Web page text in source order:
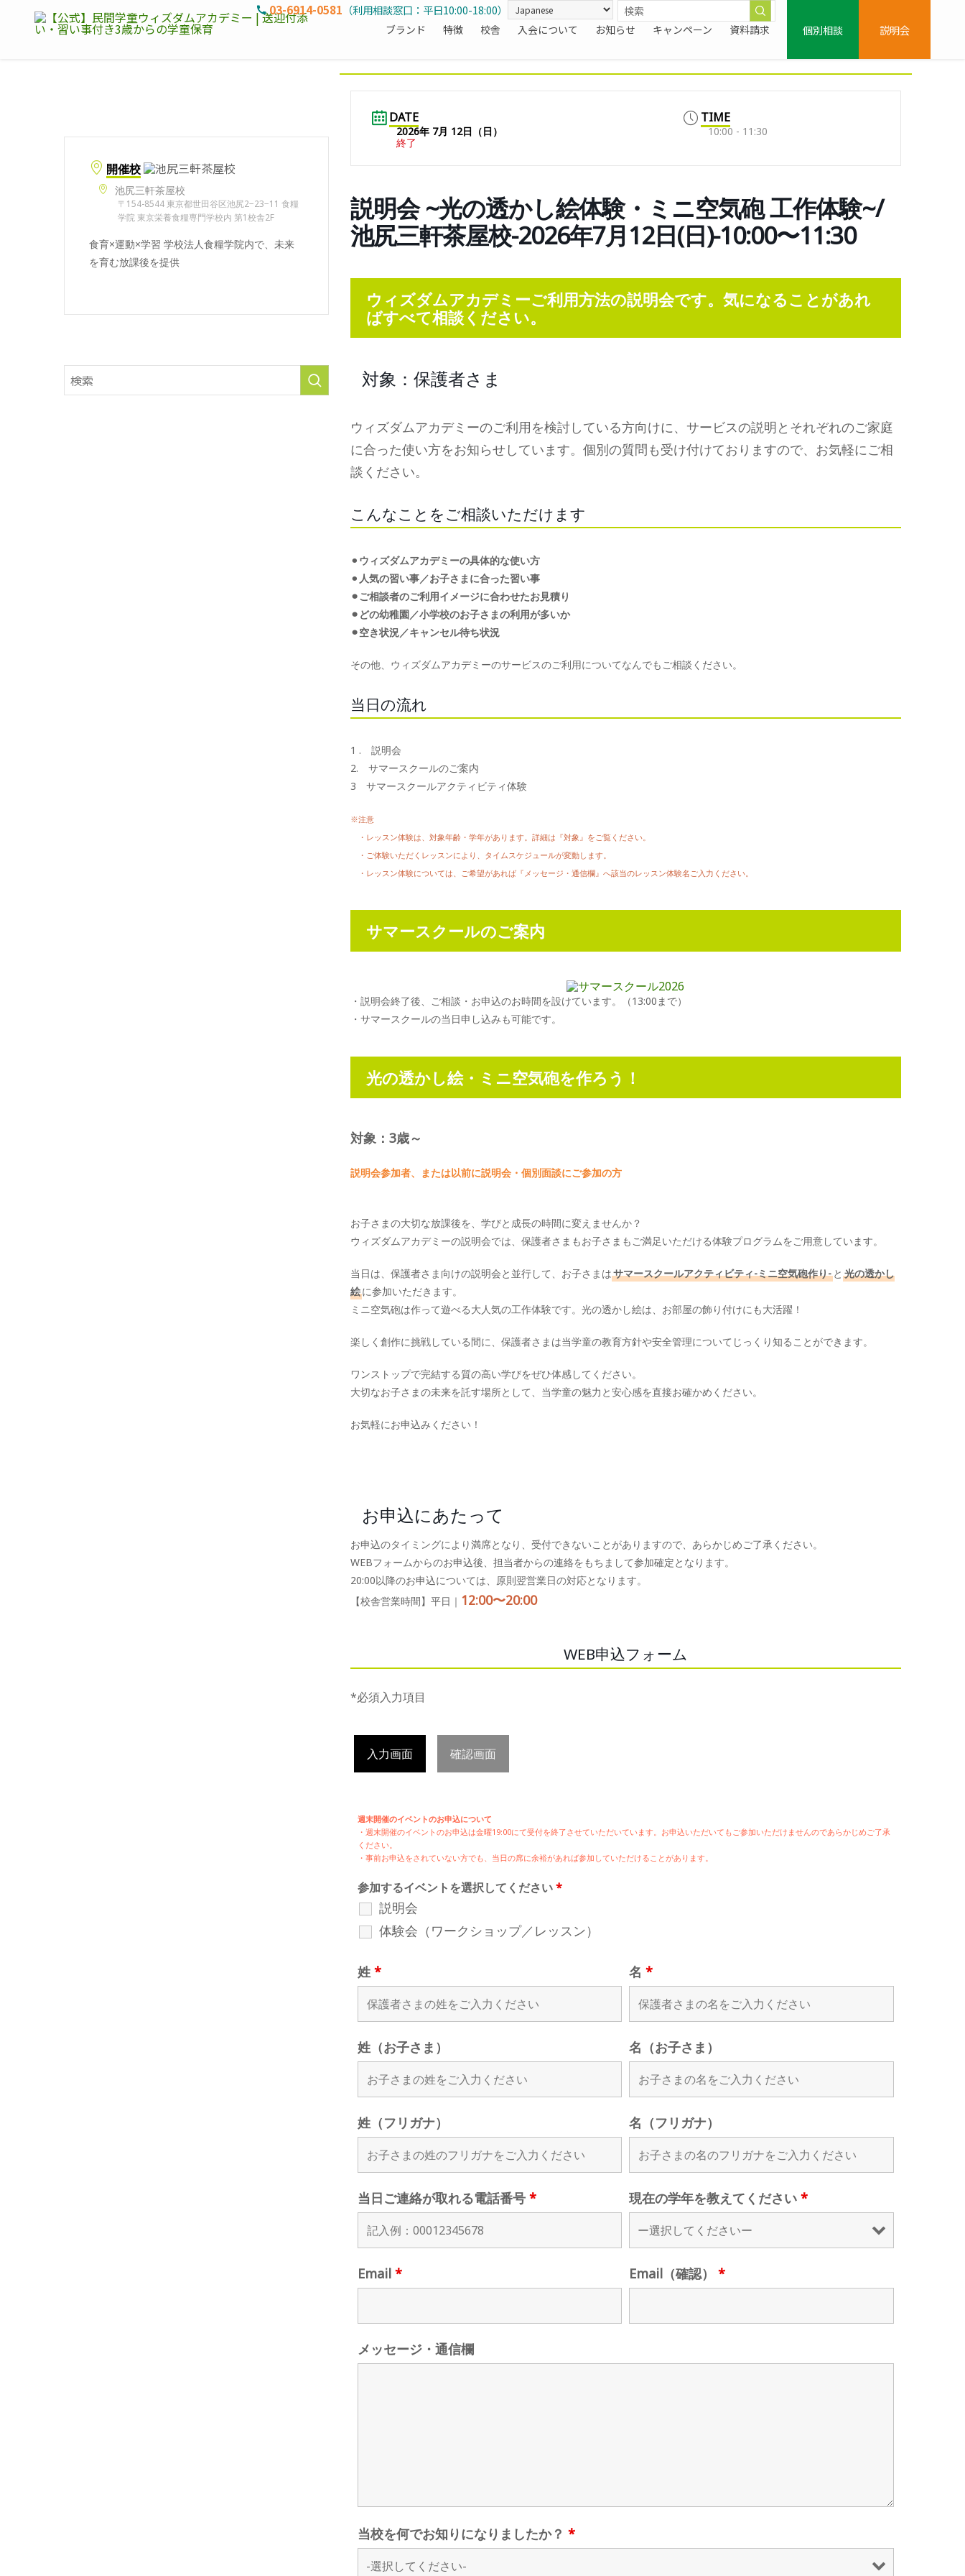
ブランド 特徴 校舎 入会について お知らせ キャンペーン 資料請求
03-6914-0581 （利用相談窓口：平日10:00-18:00）
個別相談
説明会
開催校
池尻三軒茶屋校
〒154-8544 東京都世田谷区池尻2−23−11 食糧
学院 東京栄養食糧専門学校内 第1校舎2F
食育×運動×学習 学校法人食糧学院内で、未来
を育む放課後を提供
DATE
2026年 7月 12日（日）
終了
TIME
10:00 - 11:30
説明会 ~光の透かし絵体験・ミニ空気砲 工作体験~/
池尻三軒茶屋校-2026年7月12日(日)-10:00〜11:30
ウィズダムアカデミーご利用方法の説明会です。気になることがあれ
ばすべて相談ください。
対象：保護者さま
ウィズダムアカデミーのご利用を検討している方向けに、サービスの説明とそれぞれのご家庭
に合った使い方をお知らせしています。個別の質問も受け付けておりますので、お気軽にご相
談ください。
こんなことをご相談いただけます
⚫︎ ウィズダムアカデミーの具体的な使い方
⚫︎ 人気の習い事／お子さまに合った習い事
⚫︎ご相談者のご利用イメージに合わせたお見積り
⚫︎どの幼稚園／小学校のお子さまの利用が多いか
⚫︎空き状況／キャンセル待ち状況
その他、ウィズダムアカデミーのサービスのご利用についてなんでもご相談ください。
当日の流れ
1 . 説明会
2. サマースクールのご案内
3 サマースクールアクティビティ体験
※注意
・レッスン体験は、対象年齢・学年があります。詳細は『対象』をご覧ください。
・ご体験いただくレッスンにより、タイムスケジュールが変動します。
・レッスン体験については、ご希望があれば『メッセージ・通信欄』へ該当のレッスン体験名ご入力ください。
サマースクールのご案内
・説明会終了後、ご相談・お申込のお時間を設けています。（13:00まで）
・サマースクールの当日申し込みも可能です。
光の透かし絵・ミニ空気砲を作ろう！
対象：3歳～
説明会参加者、または以前に説明会・個別面談にご参加の方
お子さまの大切な放課後を、学びと成長の時間に変えませんか？
ウィズダムアカデミーの説明会では、保護者さまもお子さまもご満足いただける体験プログラムをご用意しています。
当日は、保護者さま向けの説明会と並行して、お子さまはサマースクールアクティビティ-ミニ空気砲作り-と 光の透かし
絵に参加いただきます。
ミニ空気砲は作って遊べる大人気の工作体験です。光の透かし絵は、お部屋の飾り付けにも大活躍！
楽しく創作に挑戦している間に、保護者さまは当学童の教育方針や安全管理についてじっくり知ることができます。
ワンストップで完結する質の高い学びをぜひ体感してください。
大切なお子さまの未来を託す場所として、当学童の魅力と安心感を直接お確かめください。
お気軽にお申込みください！
お申込にあたって
お申込のタイミングにより満席となり、受付できないことがありますので、あらかじめご了承ください。
WEBフォームからのお申込後、担当者からの連絡をもちまして参加確定となります。
20:00以降のお申込については、原則翌営業日の対応となります。
【校舎営業時間】平日｜ 12:00〜20:00
WEB申込フォーム
*必須入力項目
入力画面 確認画面
週末開催のイベントのお申込について
・週末開催のイベントのお申込は金曜19:00にて受付を終了させていただいています。お申込いただいてもご参加いただけませんのであらかじめご了承
ください。
・事前お申込をされていない方でも、当日の席に余裕があれば参加していただけることがあります。
参加するイベントを選択してください*
説明会
体験会（ワークショップ／レッスン）
姓 * 名*
姓（お子さま） 名（お子さま）
姓（フリガナ） 名（フリガナ）
当日ご連絡が取れる電話番号 * 現在の学年を教えてください*
Email * Email（確認）*
メッセージ・通信欄
当校を何でお知りになりましたか？ *